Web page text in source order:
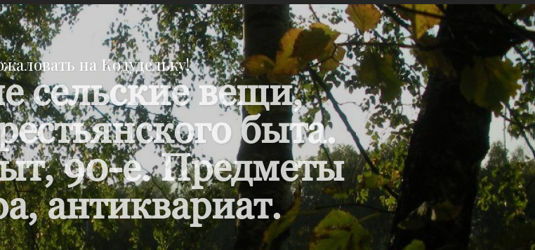
на Кодудельку!
сельские вещи,
быта.
90-е. Предметы
антиквариат.